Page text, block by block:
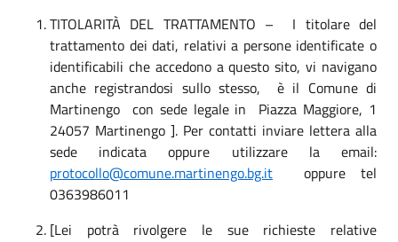
TITOLARITÀ DEL TRATTAMENTO – I titolare del
trattamento dei dati, relativi a persone identificate o
identificabili che accedono a questo sito, vi navigano
anche registrandosi sullo stesso, è il Comune di
Martinengo con sede legale in Piazza Maggiore, 1
24057 Martinengo ]. Per contatti inviare lettera alla
sede indicata oppure utilizzare la email:
protocollo@comune.martinengo.bg.it oppure tel
0363986011
[Lei potrà rivolgere le sue richieste relative